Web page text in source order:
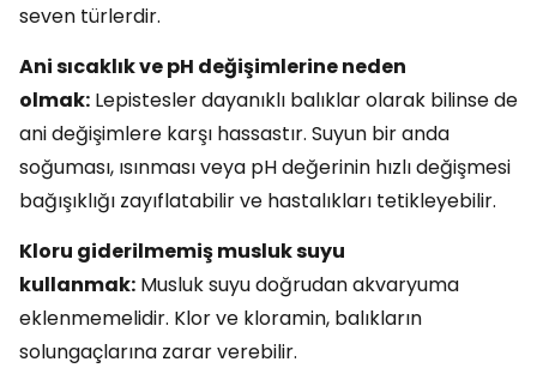
seven türlerdir.
Ani sıcaklık ve pH değişimlerine neden
olmak: Lepistesler dayanıklı balıklar olarak bilinse de
ani değişimlere karşı hassastır. Suyun bir anda
soğuması, ısınması veya pH değerinin hızlı değişmesi
bağışıklığı zayıflatabilir ve hastalıkları tetikleyebilir.
Kloru giderilmemiş musluk suyu
kullanmak: Musluk suyu doğrudan akvaryuma
eklenmemelidir. Klor ve kloramin, balıkların
solungaçlarına zarar verebilir.